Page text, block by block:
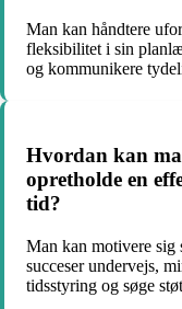
Man kan håndtere
fleksibilitet i sin
og kommunikere
Hvordan kan
opretholde en
tid?
Man kan motivere sig
succeser undervejs,
tidsstyring og søge